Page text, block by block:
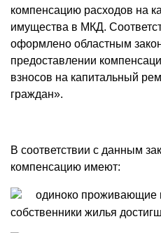
компенсацию расходов на
имущества в МКД.
оформлено областным
предоставлении
взносов на капитальный
граждан».
В соответствии с данным
компенсацию имеют:
одиноко проживающие
собственники жилья